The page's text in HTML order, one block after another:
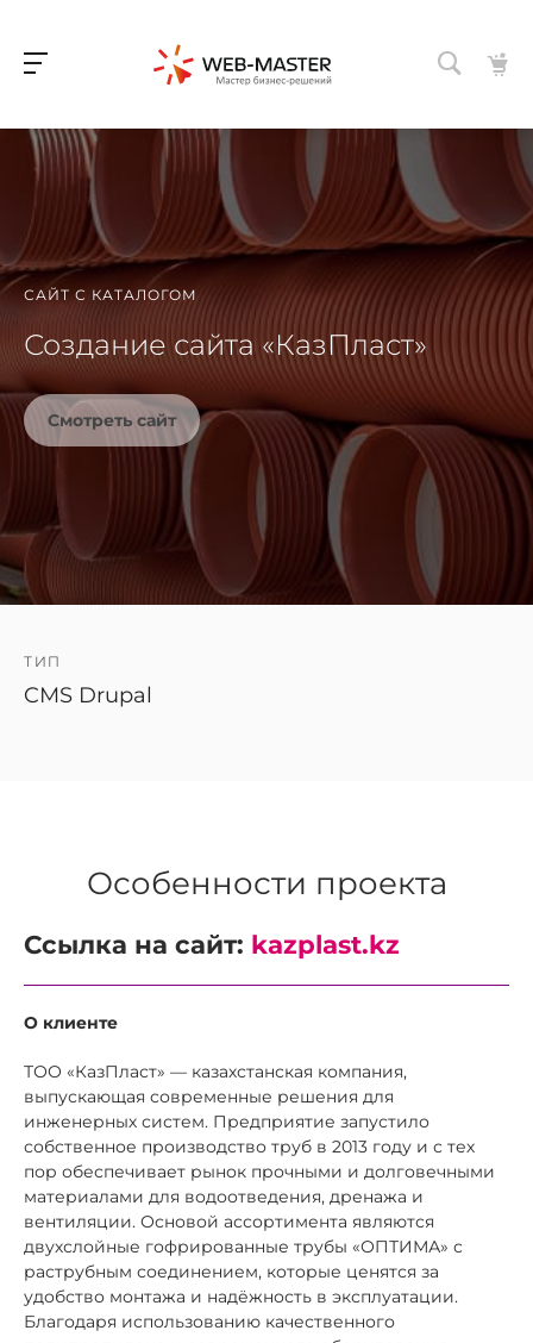
САЙТ С КАТАЛОГОМ
Создание сайта «КазПласт»
Смотреть сайт
ТИП
CMS Drupal
Особенности проекта
Ссылка на сайт: kazplast.kz
О клиенте
ТОО «КазПласт» — казахстанская компания,
выпускающая современные решения для
инженерных систем. Предприятие запустило
собственное производство труб в 2013 году и с тех
пор обеспечивает рынок прочными и долговечными
материалами для водоотведения, дренажа и
вентиляции. Основой ассортимента являются
двухслойные гофрированные трубы «ОПТИМА» с
раструбным соединением, которые ценятся за
удобство монтажа и надёжность в эксплуатации.
Благодаря использованию качественного